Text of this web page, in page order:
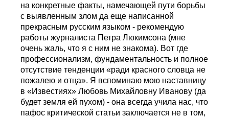
на конкретные факты, намечающей пути борьбы
с выявленным злом да еще написанной
прекрасным русским языком - рекомендую
работы журналиста Петра Люкимсона (мне
очень жаль, что я с ним не знакома). Вот где
профессионализм, фундаментальность и полное
отсутствие тенденции «ради красного словца не
пожалею и отца». Я вспоминаю мою наставницу
в «Известиях» Любовь Михайловну Иванову (да
будет земля ей пухом) - она всегда учила нас, что
пафос критической статьи заключается не в том,